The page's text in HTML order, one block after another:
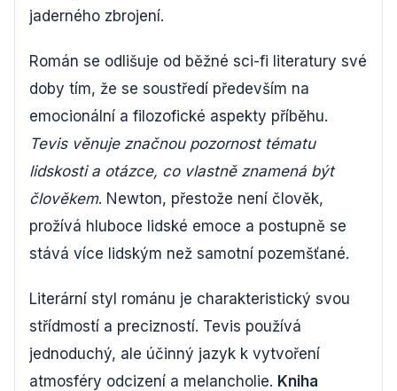
jaderného zbrojení.
Román se odlišuje od běžné sci-fi literatury své
doby tím, že se soustředí především na
emocionální a filozofické aspekty příběhu.
Tevis věnuje značnou pozornost tématu
lidskosti a otázce, co vlastně znamená být
člověkem. Newton, přestože není člověk,
prožívá hluboce lidské emoce a postupně se
stává více lidským než samotní pozemšťané.
Literární styl románu je charakteristický svou
střídmostí a precizností. Tevis používá
jednoduchý, ale účinný jazyk k vytvoření
atmosféry odcizení a melancholie. Kniha